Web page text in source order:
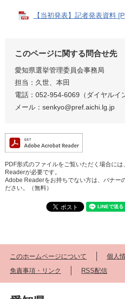
【当初発表】記者発表資料
このページに関する問合せ先
愛知県選挙管理委員会事務局
担当：久世、本田
電話：052-954-6069（ダイヤルイ
メール：senkyo@pref.aichi.lg.jp
PDF形式のファイルをご覧いただく場合に
Readerが必要です。
Adobe Readerをお持ちでない方は、バナー
ださい。（無料）
このホームページについて
個人
免責事項・リンク
RSS配信